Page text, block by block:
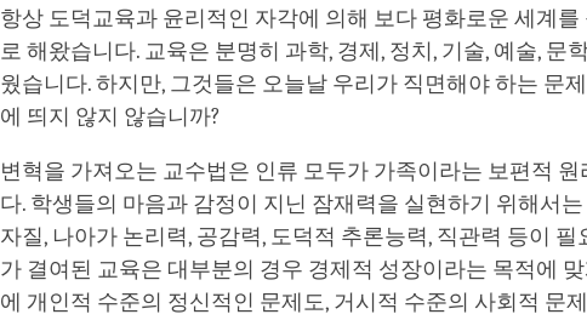
항상 도덕교육과 윤리적인 자각에 의해 보다 평화로운 세계
로 해왔습니다. 교육은 분명히 과학, 경제, 정치, 기술, 예술, 문
웠습니다. 하지만, 그것들은 오늘날 우리가 직면해야 하는 문
에 띄지 않지 않습니까?
변혁을 가져오는 교수법은 인류 모두가 가족이라는 보편적 원
다. 학생들의 마음과 감정이 지닌 잠재력을 실현하기 위해서는
자질, 나아가 논리력, 공감력, 도덕적 추론능력, 직관력 등이 필
가 결여된 교육은 대부분의 경우 경제적 성장이라는 목적에
에 개인적 수준의 정신적인 문제도, 거시적 수준의 사회적 문